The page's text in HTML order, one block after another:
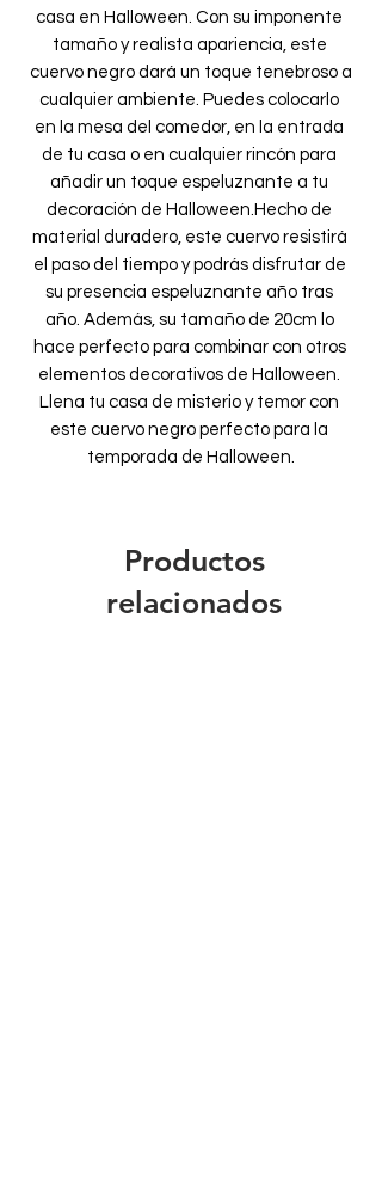
casa en Halloween. Con su imponente
tamaño y realista apariencia, este
cuervo negro dará un toque tenebroso a
cualquier ambiente. Puedes colocarlo
en la mesa del comedor, en la entrada
de tu casa o en cualquier rincón para
añadir un toque espeluznante a tu
decoración de Halloween.Hecho de
material duradero, este cuervo resistirá
el paso del tiempo y podrás disfrutar de
su presencia espeluznante año tras
año. Además, su tamaño de 20cm lo
hace perfecto para combinar con otros
elementos decorativos de Halloween.
Llena tu casa de misterio y temor con
este cuervo negro perfecto para la
temporada de Halloween.
Productos
relacionados